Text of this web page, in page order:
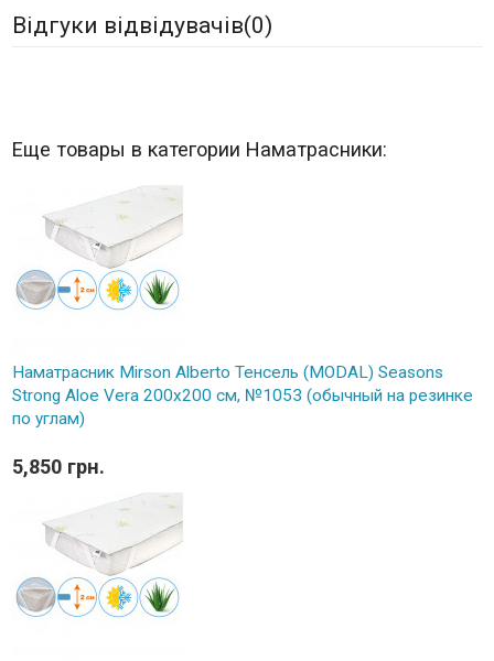
Відгуки відвідувачів(0)
Еще товары в категории Наматрасники:
Наматрасник Mirson Alberto Тенсель (MODAL) Seasons
Strong Aloe Vera 200x200 см, №1053 (обычный на резинке
по углам)
5,850 грн.